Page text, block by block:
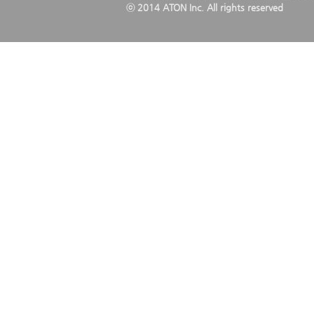
ⓒ 2014 ATON Inc. All rights reserved